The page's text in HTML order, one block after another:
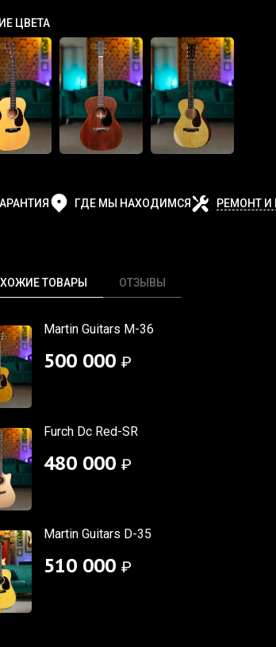
ЦВЕТА
ГДЕ МЫ НАХОДИМСЯ РЕМОНТ И
ТОВАРЫ ОТЗЫВЫ
Martin Guitars M-36
500 000 ₽
Furch Dc Red-SR
480 000 ₽
Martin Guitars D-35
510 000 ₽